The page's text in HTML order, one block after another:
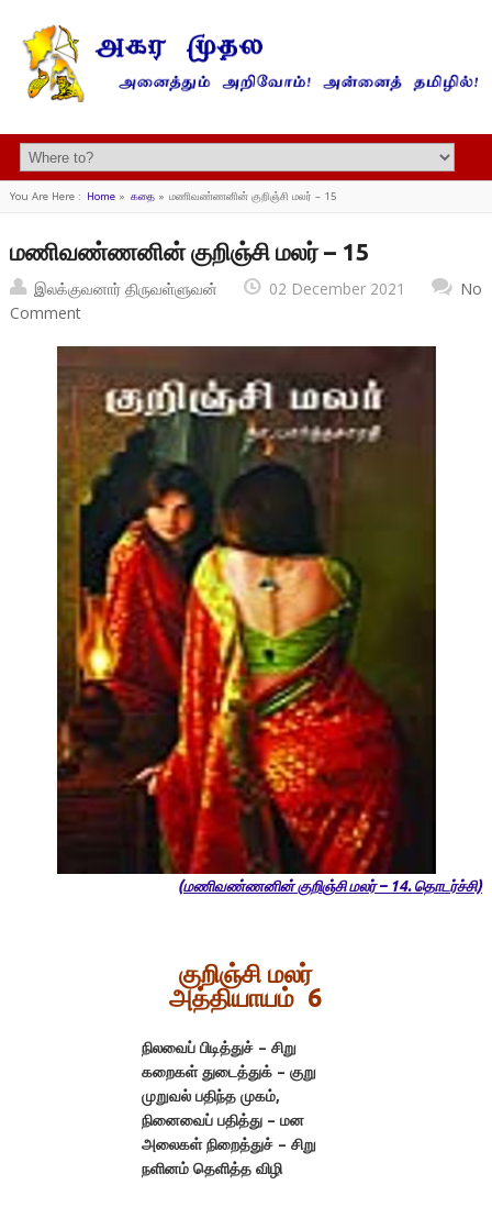
You Are Here : Home» கதை» மணிவண்ணனின் குறிஞ்சி மலர் – 15
மணிவண்ணனின் குறிஞ்சி மலர் – 15
இலக்குவனார் திருவள்ளுவன் 02 December 2021
No
Comment
(மணிவண்ணனின் குறிஞ்சி மலர் – 14. தொடர்ச்சி)
குறிஞ்சி மலர்
அத்தியாயம் 6
நிலவைப் பிடித்துச்– சிறு
கறைகள் துடைத்துக்– குறு
முறுவல் பதிந்த முகம்,
நினைவைப் பதித்து– மன
அலைகள் நிறைத்துச்– சிறு
நளினம் தெளித்த விழி